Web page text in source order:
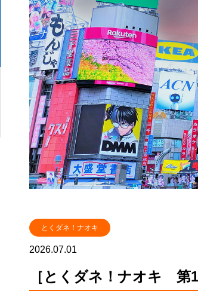
とくダネ！ナオキ
2026.07.01
［とくダネ！ナオキ 第